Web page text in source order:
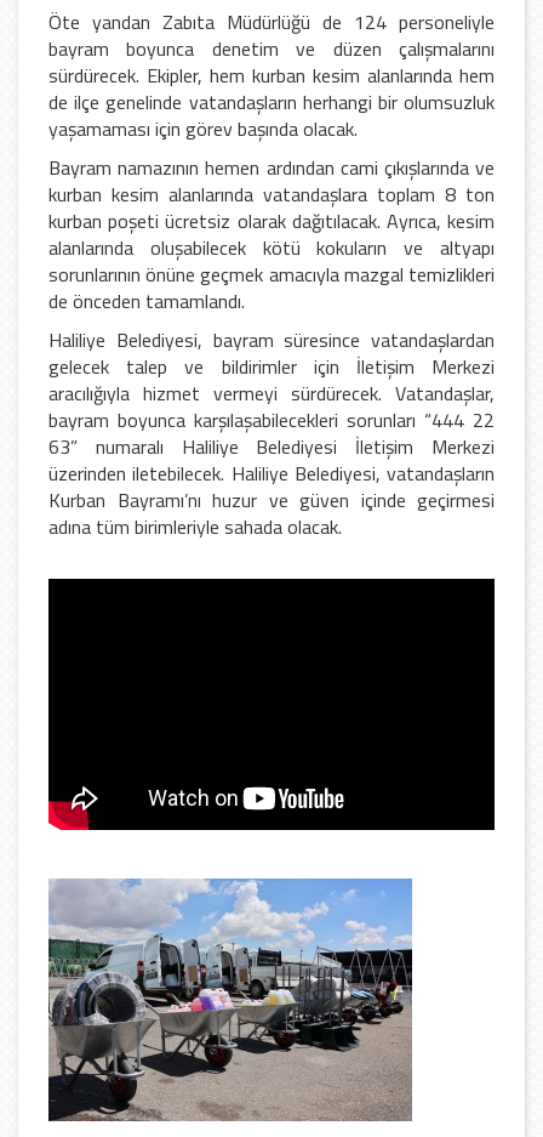
Öte yandan Zabıta Müdürlüğü de 124 personeliyle
bayram boyunca denetim ve düzen çalışmalarını
sürdürecek. Ekipler, hem kurban kesim alanlarında hem
de ilçe genelinde vatandaşların herhangi bir olumsuzluk
yaşamaması için görev başında olacak.
Bayram namazının hemen ardından cami çıkışlarında ve
kurban kesim alanlarında vatandaşlara toplam 8 ton
kurban poşeti ücretsiz olarak dağıtılacak. Ayrıca, kesim
alanlarında oluşabilecek kötü kokuların ve altyapı
sorunlarının önüne geçmek amacıyla mazgal temizlikleri
de önceden tamamlandı.
Haliliye Belediyesi, bayram süresince vatandaşlardan
gelecek talep ve bildirimler için İletişim Merkezi
aracılığıyla hizmet vermeyi sürdürecek. Vatandaşlar,
bayram boyunca karşılaşabilecekleri sorunları “444 22
63” numaralı Haliliye Belediyesi İletişim Merkezi
üzerinden iletebilecek. Haliliye Belediyesi, vatandaşların
Kurban Bayramı’nı huzur ve güven içinde geçirmesi
adına tüm birimleriyle sahada olacak.